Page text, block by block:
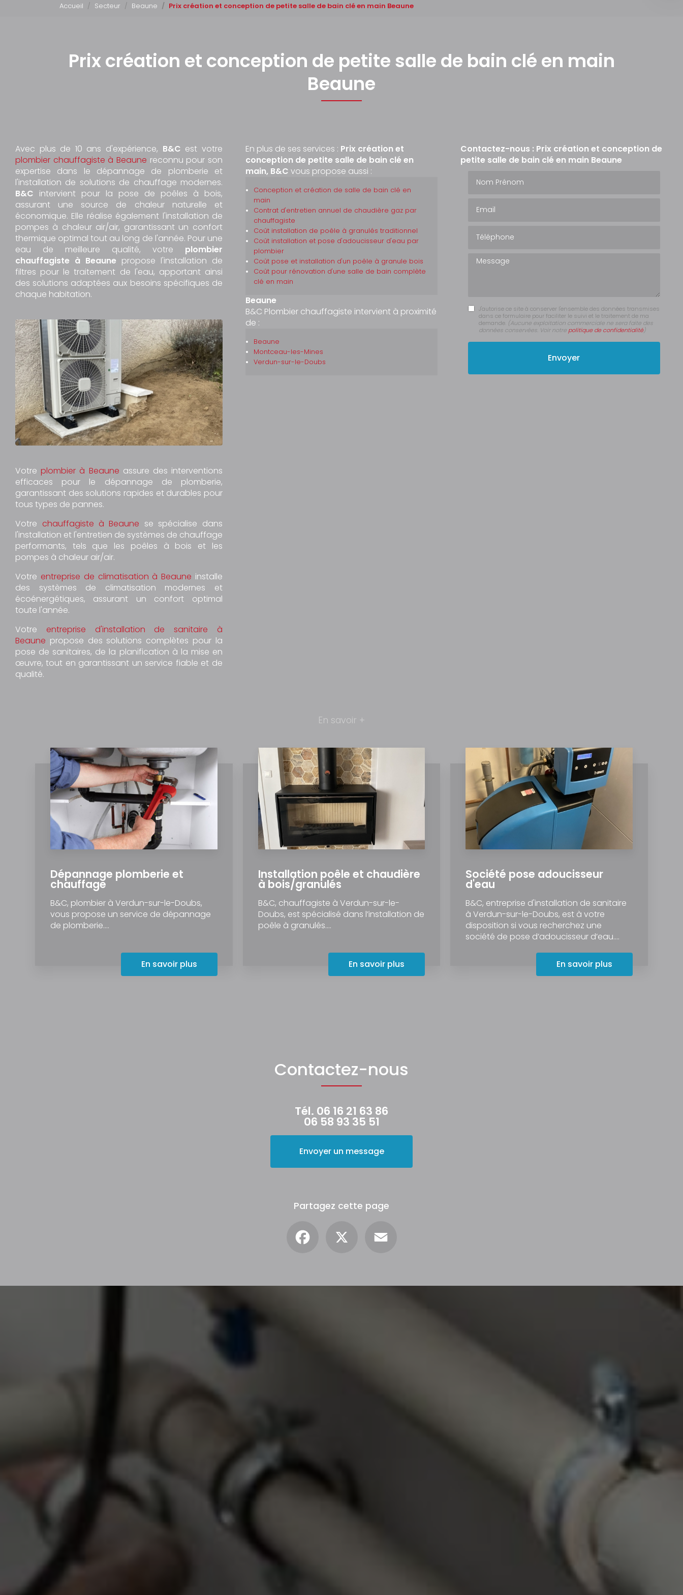
Accueil Secteur Beaune Prix création et conception de petite salle de bain clé en main Beaune
Prix création et conception de petite salle de bain clé en main
Beaune
Avec plus de 10 ans d'expérience, B&C est votre
plombier chauffagiste à Beaune reconnu pour son
expertise dans le dépannage de plomberie et
l'installation de solutions de chauffage modernes.
B&C intervient pour la pose de poêles à bois,
assurant une source de chaleur naturelle et
économique. Elle réalise également l'installation de
pompes à chaleur air/air, garantissant un confort
thermique optimal tout au long de l'année. Pour une
eau de meilleure qualité, votre plombier
chauffagiste à Beaune propose l'installation de
filtres pour le traitement de l'eau, apportant ainsi
des solutions adaptées aux besoins spécifiques de
chaque habitation.
Votreplombier à Beaune assure des interventions
efficaces pour le dépannage de plomberie,
garantissant des solutions rapides et durables pour
tous types de pannes.
Votre chauffagiste à Beaune se spécialise dans
l'installation et l'entretien de systèmes de chauffage
performants, tels que les poêles à bois et les
pompes à chaleur air/air.
Votre entreprise de climatisation à Beaune installe
des systèmes de climatisation modernes et
écoénergétiques, assurant un confort optimal
toute l'année.
Votre entreprise d'installation de sanitaire à
Beaune propose des solutions complètes pour la
pose de sanitaires, de la planification à la mise en
œuvre, tout en garantissant un service fiable et de
qualité.
En plus de ses services : Prix création et
conception de petite salle de bain clé en
main, B&C vous propose aussi :
Conception et création de salle de bain clé en
main
Contrat d'entretien annuel de chaudière gaz par
chauffagiste
Coût installation de poêle à granulés traditionnel
Coût installation et pose d'adoucisseur d'eau par
plombier
Coût pose et installation d'un poêle à granule bois
Coût pour rénovation d'une salle de bain complète
clé en main
Beaune
B&C Plombier chauffagiste intervient à proximité
de :
Beaune
Montceau-les-Mines
Verdun-sur-le-Doubs
Contactez-nous : Prix création et conception de
petite salle de bain clé en main Beaune
Message
J'autorise ce site à conserver l'ensemble des données transmises
dans ce formulaire pour faciliter le suivi et le traitement de ma
demande. (Aucune exploitation commerciale ne sera faite des
données conservées. Voir notre politique de confidentialité)
En savoir +
Dépannage plomberie et
chauffage
B&C, plombier à Verdun-sur-le-Doubs,
vous propose un service de dépannage
de plomberie....
En savoir plus
Installation poêle et chaudière
à bois/granulés
B&C, chauffagiste à Verdun-sur-le-
Doubs, est spécialisé dans l’installation de
poêle à granulés....
En savoir plus
Société pose adoucisseur
d'eau
B&C, entreprise d'installation de sanitaire
à Verdun-sur-le-Doubs, est à votre
disposition si vous recherchez une
société de pose d’adoucisseur d’eau....
En savoir plus
Contactez-nous
Tél. 06 16 21 63 86
06 58 93 35 51
Envoyer un message
Partagez cette page